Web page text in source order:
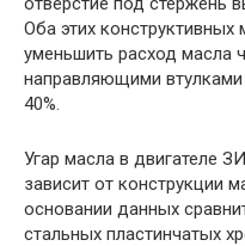
Оба этих
уменьшить расход масла
направляющими
40%.
Угар масла в двигателе
зависит от конструкции
основании данных
стальных пластинчатых